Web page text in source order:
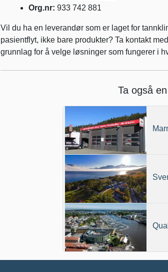
Org.nr: 933 742 881
Vil du ha en leverandør som er laget for
pasientflyt, ikke bare produkter? Ta kontakt
grunnlag for å velge løsninger som fungerer i
Ta også